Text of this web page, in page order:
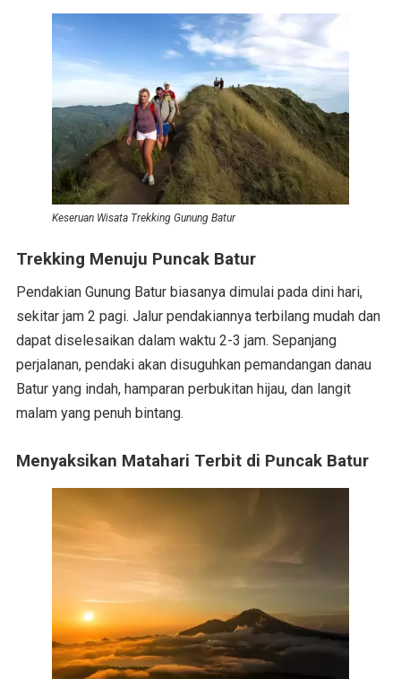
Keseruan Wisata Trekking Gunung Batur
Trekking Menuju Puncak Batur
Pendakian Gunung Batur biasanya dimulai pada dini hari,
sekitar jam 2 pagi. Jalur pendakiannya terbilang mudah dan
dapat diselesaikan dalam waktu 2-3 jam. Sepanjang
perjalanan, pendaki akan disuguhkan pemandangan danau
Batur yang indah, hamparan perbukitan hijau, dan langit
malam yang penuh bintang.
Menyaksikan Matahari Terbit di Puncak Batur